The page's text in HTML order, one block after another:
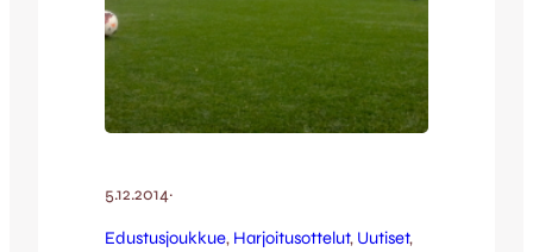
5.12.2014·
Edustusjoukkue, Harjoitusottelut, Uutiset